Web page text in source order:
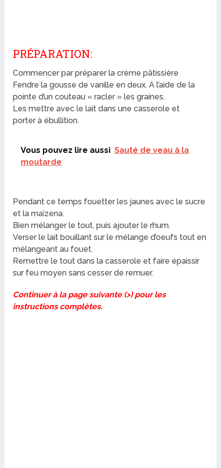
PRÉPARATION:
Commencer par préparer la crème pâtissière
Fendre la gousse de vanille en deux. A l’aide de la
pointe d’un couteau « racler » les graines.
Les mettre avec le lait dans une casserole et
porter à ébullition.
Vous pouvez lire aussi Sauté de veau à la
moutarde
Pendant ce temps fouetter les jaunes avec le sucre
et la maïzena.
Bien mélanger le tout, puis ajouter le rhum.
Verser le lait bouillant sur le mélange d’oeufs tout en
mélangeant au fouet.
Remettre le tout dans la casserole et faire épaissir
sur feu moyen sans cesser de remuer.
Continuer à la page suivante (>) pour les
instructions complètes.